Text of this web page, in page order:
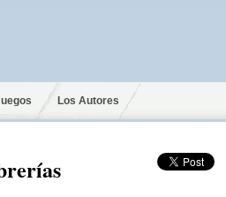
Los Autores